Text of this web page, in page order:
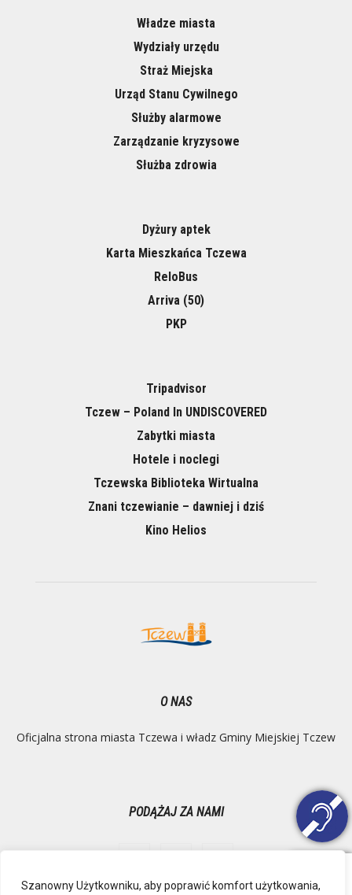
Szanowny Użytkowniku, aby poprawić komfort użytkowania,
Władze miasta
Wydziały urzędu
Straż Miejska
Urząd Stanu Cywilnego
Służby alarmowe
Zarządzanie kryzysowe
Służba zdrowia
Dyżury aptek
Karta Mieszkańca Tczewa
ReloBus
Arriva (50)
PKP
Tripadvisor
Tczew – Poland In UNDISCOVERED
Zabytki miasta
Hotele i noclegi
Tczewska Biblioteka Wirtualna
Znani tczewianie – dawniej i dziś
Kino Helios
O NAS
Oficjalna strona miasta Tczewa i władz Gminy Miejskiej Tczew
PODĄŻAJ ZA NAMI